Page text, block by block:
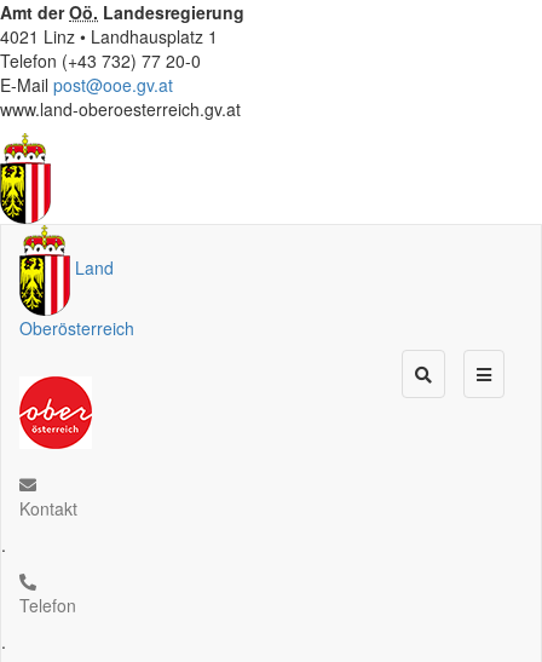
Amt derOö. Landesregierung
4021 Linz • Landhausplatz 1
Telefon (+43 732) 77 20-0
E-Mail post@ooe.gv.at
www.land-oberoesterreich.gv.at
Land
Oberösterreich
Kontakt
.
Telefon
.